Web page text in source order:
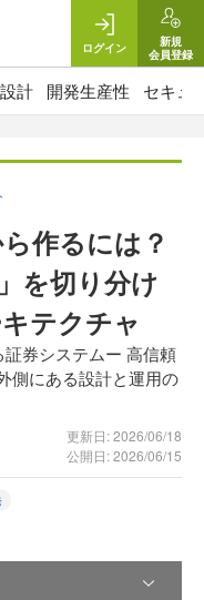
ログイン
新規
会員登録
計 開発生産性 セキュ
作るには？
を切り分け
テクチャ
証券システムー 高信頼
側にある設計と運用の
更新日: 2026/06/18
公開日: 2026/06/15